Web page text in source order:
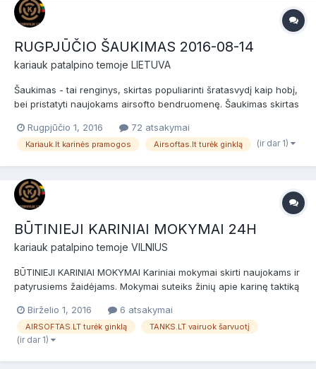
RUGPJŪČIO ŠAUKIMAS 2016-08-14
kariauk patalpino temoje LIETUVA
Šaukimas - tai renginys, skirtas populiarinti šratasvydį kaip hobį,
bei pristatyti naujokams airsofto bendruomenę. Šaukimas skirtas
komandoms. Prieš žaidimą bus NEMOKAMI dviejų valandų
baziniai kariniai mokymai, po jų žaidimas. Data:...
Rugpjūčio 1, 2016 72 atsakymai
Kariauk.lt karinės pramogos Airsoftas.lt turėk ginklą (ir dar 1)
BŪTINIEJI KARINIAI MOKYMAI 24H
kariauk patalpino temoje VILNIUS
BŪTINIEJI KARINIAI MOKYMAI Kariniai mokymai skirti naujokams ir
patyrusiems žaidėjams. Mokymai suteiks žinių apie karinę taktiką
užduotims ir jų vykdymui. Data: 2016-06-25/26 (
šeštadienis/sekmadienis ). Vieta: Susirinkimo...
Birželio 1, 2016 6 atsakymai
AIRSOFTAS.LT turėk ginklą TANKS.LT vairuok šarvuotį
(ir dar 1)